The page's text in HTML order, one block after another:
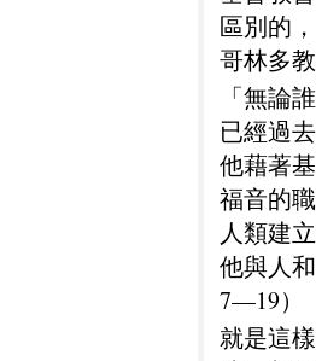
區別的
哥林多
「無論
已經過
他藉著
福音的
人類建
他與人
7—19）
就是這